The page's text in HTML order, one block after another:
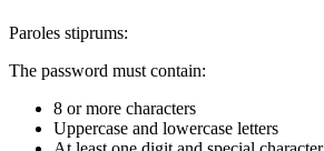
Paroles stiprums:
The password must contain:
8 or more characters
Uppercase and lowercase letters